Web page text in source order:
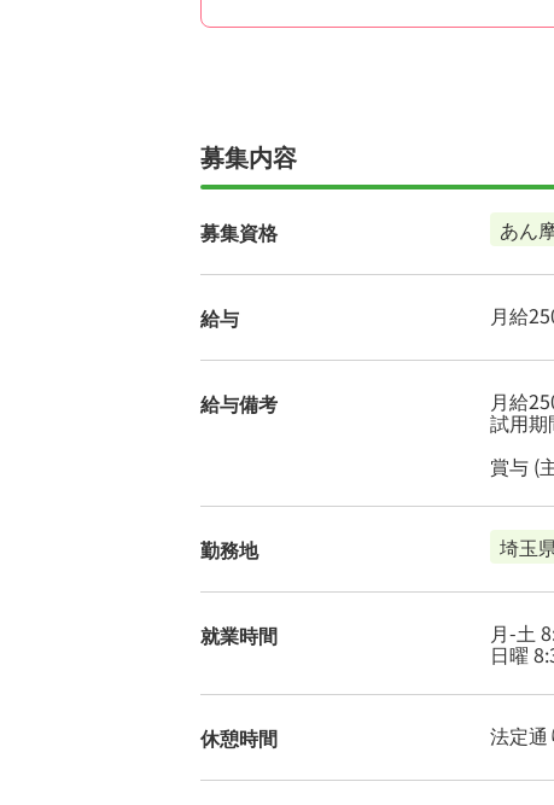
募集内容
募集資格 あん
給与 月給
給与備考 月給
試用期
賞与 (
勤務地 埼玉
就業時間 月-土
日曜
休憩時間 法定通